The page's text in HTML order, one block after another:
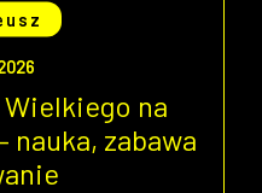
na
nauka, zabawa